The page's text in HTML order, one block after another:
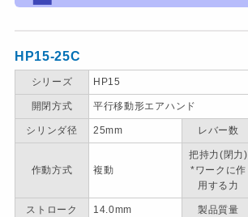
HP15-25C
シリーズ HP15
開閉方式 平行移動形エアハンド
シリンダ径 25mm レバー数
作動方式 複動
把持力(閉力)
*ワークに作
用する力
ストローク 14.0mm 製品質量